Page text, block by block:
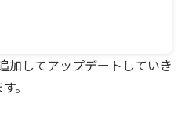
してアップデートしていき
。